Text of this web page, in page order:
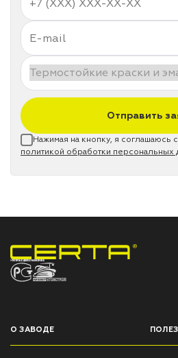
Отправить
Нажимая на кнопку, я соглашаюсь с
политикой обработки персональных
НПП «СПЕКТР» ЗАВОД ЛАКОКРАСОЧНЫХ МАТЕРИАЛОВ
О ЗАВОДЕ